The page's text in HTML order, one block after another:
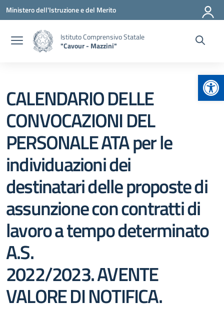
Vai ai contenuti
Vai al menu di navigazione
Vai al footer
Ministero dell'Istruzione e del Merito
Istituto Comprensivo Statale
"Cavour - Mazzini"
CALENDARIO DELLE
CONVOCAZIONI DEL
PERSONALE ATA per le
individuazioni dei
destinatari delle proposte di
assunzione con contratti di
lavoro a tempo determinato
A.S.
2022/2023. AVENTE
VALORE DI NOTIFICA.